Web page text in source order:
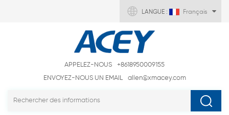
LANGUE : Français
APPELEZ-NOUS
+8618950009155
ENVOYEZ-NOUS UN EMAIL
allen@xmacey.com